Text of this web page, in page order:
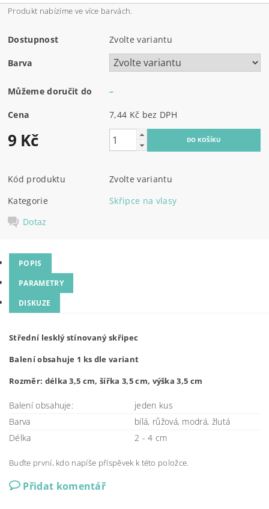
Produkt nabízíme ve více barvách.
Dostupnost Zvolte variantu
Barva
Můžeme doručit do –
Cena 7,44 Kč bez DPH
9 Kč
Kód produktu
Zvolte variantu
Kategorie
Skřipce na vlasy
Dotaz
POPIS
PARAMETRY
DISKUZE
Střední lesklý stínovaný skřipec
Balení obsahuje 1 ks dle variant
Rozměr: délka 3,5 cm, šířka 3,5 cm, výška 3,5 cm
Balení obsahuje:
jeden kus
Barva
bílá, růžová, modrá, žlutá
Délka
2 - 4 cm
Buďte první, kdo napíše příspěvek k této položce.
Přidat komentář